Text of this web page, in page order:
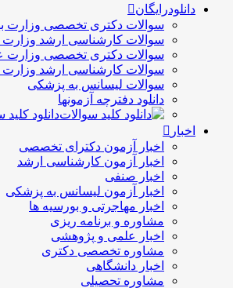
دانلودرایگان
سوالات دکتری تخصصی وزارت
سوالات کارشناسی ارشد
سوالات دکتری تخصصی وزارت
سوالات کارشناسی ارشد وزارت
سوالات لیسانس به پزشکی
دانلود دفترچه آزمونها
دانلود کلید
اخبار
اخبار آزمون دکترای تخصصی
اخبار آزمون کارشناسی ارشد
اخبار صنفی
اخبار آزمون لیسانس به پزشکی
اخبار مهاجرتی و بورسیه ها
مشاوره و برنامه ریزی
اخبار علمی و پژوهشی
مشاوره تخصصی دکتری
اخبار دانشگاهی
مشاوره تحصیلی